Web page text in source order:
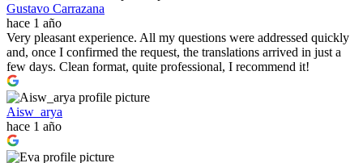
Gustavo Carrazana
hace 1 año
Very pleasant experience. All my questions were addressed quickly
and, once I confirmed the request, the translations arrived in just a
few days. Clean format, quite professional, I recommend it!
Aisw_arya
hace 1 año